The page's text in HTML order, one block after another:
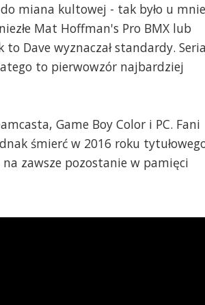
miana kultowej - tak było u
Mat Hoffman's Pro BMX lub
Dave wyznaczał standardy. Seria
to pierwowzór najbardziej
Game Boy Color i PC. Fani
śmierć w 2016 roku
zawsze pozostanie w pamięci